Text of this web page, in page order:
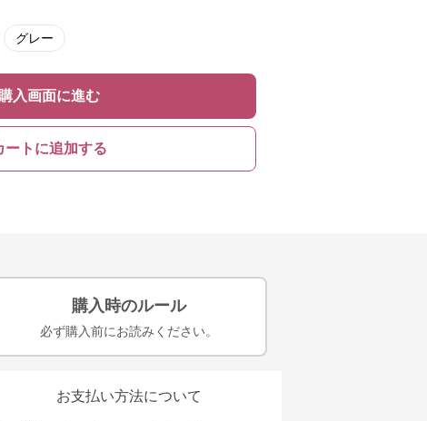
グレー
購入画面に進む
ートに追加する
購入時のルール
必ず購入前にお読みください。
お支払い方法について